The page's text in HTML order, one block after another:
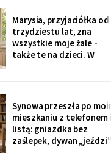
Dwadzieścia lat woziłam
im niedzielne obiady.
Karton stoi w
przedpokoju trzeci dzień
- nie
Marysia, przyjaciółka od
trzydziestu lat, zna
wszystkie moje żale -
także te na dzieci. W
córki, siedziała Marysia.
Mnie nie zaproszono.
Córka wyjaśniła krótko:
„Marysia tak
Synowa przeszła po moim
mieszkaniu z telefonem i
listą: gniazdka bez
zaślepek, dywan „jeździ",